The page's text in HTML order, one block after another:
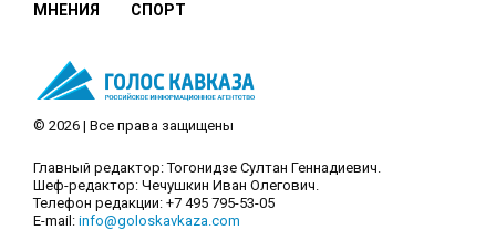
МНЕНИЯ СПОРТ
© 2026 | Все права защищены
Главный редактор: Тогонидзе Султан Геннадиевич.
Шеф-редактор: Чечушкин Иван Олегович.
Телефон редакции: +7 495 795-53-05
E-mail: info@goloskavkaza.com